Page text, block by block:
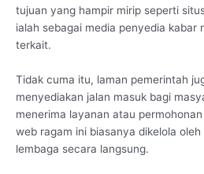
tujuan yang hampir mirip seperti
ialah sebagai media penyedia kabar
terkait.
Tidak cuma itu, laman pemerintah
menyediakan jalan masuk bagi
menerima layanan atau
web ragam ini biasanya dikelola
lembaga secara langsung.